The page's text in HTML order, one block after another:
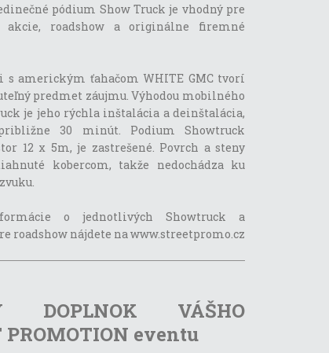
pódium Show Truck je vhodný pre
akcie, roadshow a originálne firemné
s americkým ťahačom WHITE GMC tvorí
predmet záujmu. Výhodou mobilného
je jeho rýchla inštalácia a deinštalácia,
30 minút. Podium Showtruck
12 x 5m, je zastrešené. Povrch a steny
kobercom, takže nedochádza ku
o jednotlivých Showtruck a
roadshow nájdete na www.streetpromo.cz
DOPLNOK VÁŠHO
PROMOTION eventu